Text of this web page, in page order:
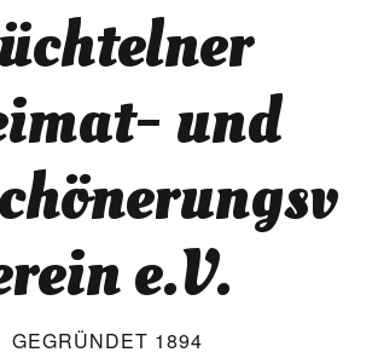
und
e.V.
GEGRÜNDET 1894